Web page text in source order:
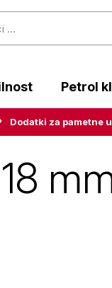
Petrol
Dodatki za pametne